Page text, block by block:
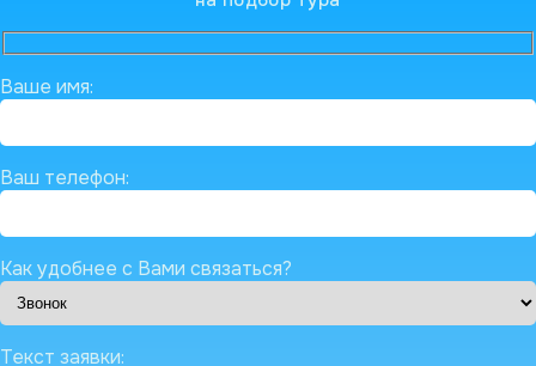
Ваше имя:
Ваш телефон:
Как удобнее с Вами связаться?
Текст заявки: